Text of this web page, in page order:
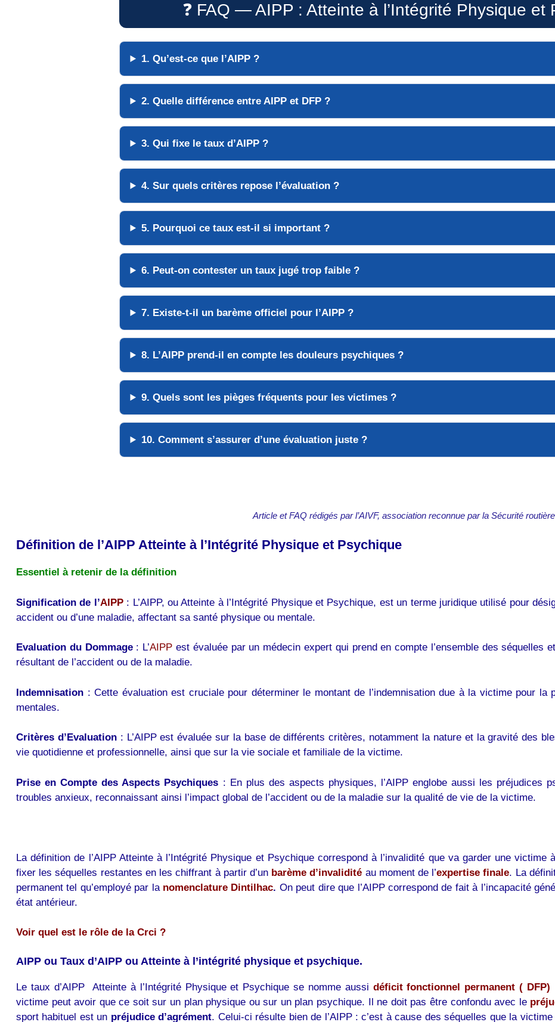
❓ FAQ — AIPP : Atteinte à l’Intégrité Physique et
1. Qu’est-ce que l’AIPP ?
2. Quelle différence entre AIPP et DFP ?
3. Qui fixe le taux d’AIPP ?
4. Sur quels critères repose l’évaluation ?
5. Pourquoi ce taux est-il si important ?
6. Peut-on contester un taux jugé trop faible ?
7. Existe-t-il un barème officiel pour l’AIPP ?
8. L’AIPP prend-il en compte les douleurs psychiques ?
9. Quels sont les pièges fréquents pour les victimes ?
10. Comment s’assurer d’une évaluation juste ?
Article et FAQ rédigés par l’AIVF, association reconnue par la Sécurité
Définition de l’AIPP Atteinte à l’Intégrité Physique et Psychique
Essentiel à retenir de la définition
Signification de l’AIPP: L’AIPP, ou Atteinte à l’Intégrité Physique et Psychique, est un terme juridique utilisé pour
accident ou d’une maladie, affectant sa santé physique ou mentale.
Evaluation du Dommage: L’AIPP est évaluée par un médecin expert qui prend en compte l’ensemble des séquelles
résultant de l’accident ou de la maladie.
Indemnisation : Cette évaluation est cruciale pour déterminer le montant de l’indemnisation due à la victime pour
mentales.
Critères d’Evaluation: L’AIPP est évaluée sur la base de différents critères, notamment la nature et la gravité des
vie quotidienne et professionnelle, ainsi que sur la vie sociale et familiale de la victime.
Prise en Compte des Aspects Psychiques : En plus des aspects physiques, l’AIPP englobe aussi les préjudices
troubles anxieux, reconnaissant ainsi l’impact global de l’accident ou de la maladie sur la qualité de vie de la victime.
La définition de l’AIPP Atteinte à l’Intégrité Physique et Psychique correspond à l’invalidité que va garder une
fixer les séquelles restantes en les chiffrant à partir d’un barème d’invalidité au moment de l’expertise finale. La
permanent tel qu’employé par la nomenclature Dintilhac. On peut dire que l’AIPP correspond de fait à l’incapacité
état antérieur.
Voir quel est le rôle de la Crci ?
AIPP ou Taux d’AIPP ou Atteinte à l’intégrité physique et psychique.
Le taux d’AIPP Atteinte à l’Intégrité Physique et Psychique se nomme aussi déficit fonctionnel permanent ( DFP)
victime peut avoir que ce soit sur un plan physique ou sur un plan psychique. Il ne doit pas être confondu avec le
sport habituel est un préjudice d’agrément. Celui-ci résulte bien de l’AIPP : c’est à cause des séquelles que la